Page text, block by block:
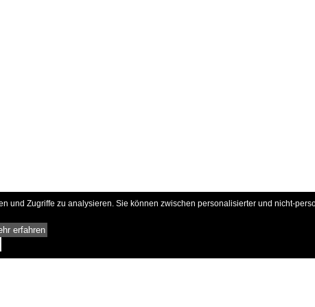
und Zugriffe zu analysieren. Sie können zwischen personalisierter und nicht-
erfahren